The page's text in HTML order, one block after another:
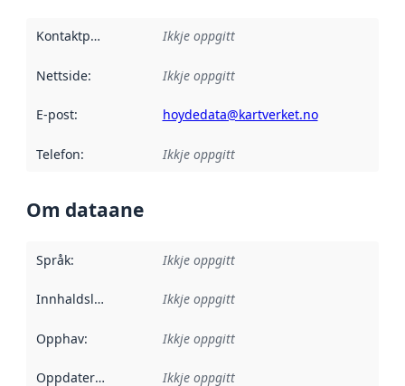
Kontaktpunkt Ikkje oppgitt
Nettside: Ikkje oppgitt
E-post: hoydedata@kartverket.no
Telefon: Ikkje oppgitt
Om dataane
Språk: Ikkje oppgitt
Innhaldsleverandørar :
Ikkje oppgitt
Opphav: Ikkje oppgitt
Oppdateringsfrekvens :
Ikkje oppgitt